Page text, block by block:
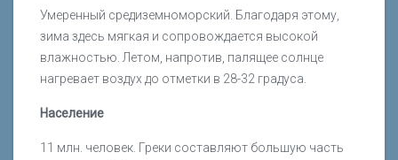
Умеренный средиземноморский. Благодаря этому,
зима здесь мягкая и сопровождается высокой
влажностью. Летом, напротив, палящее солнце
нагревает воздух до отметки в 28-32 градуса.
Население
11 млн. человек. Греки составляют большую часть